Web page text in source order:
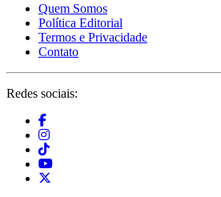
Quem Somos
Política Editorial
Termos e Privacidade
Contato
Redes sociais: